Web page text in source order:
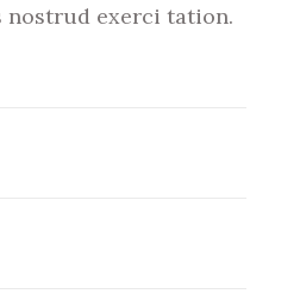
nostrud exerci tation.